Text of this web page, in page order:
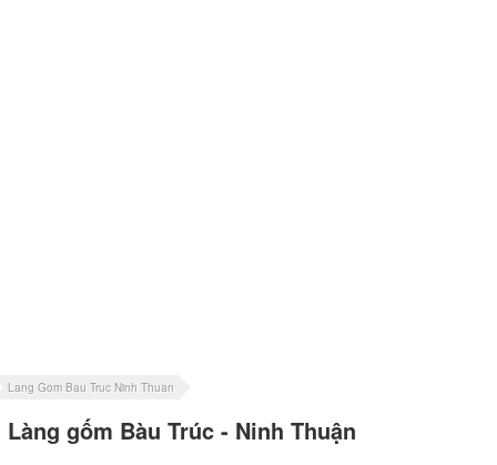
Lang Gom Bau Truc Ninh Thuan
Làng gốm Bàu Trúc - Ninh Thuận